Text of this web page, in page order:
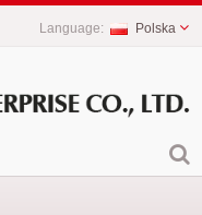
Polska